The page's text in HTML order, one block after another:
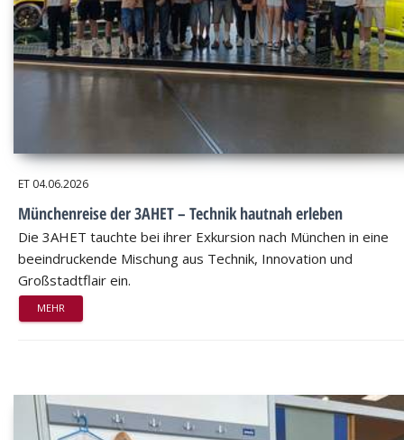
ET 04.06.2026
Münchenreise der 3AHET – Technik hautnah erleben
Die 3AHET tauchte bei ihrer Exkursion nach München in eine
beeindruckende Mischung aus Technik, Innovation und
Großstadtflair ein.
MEHR